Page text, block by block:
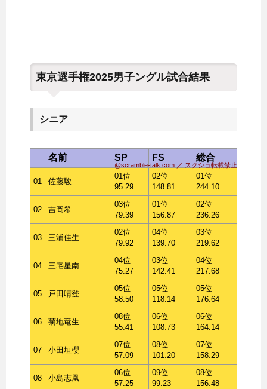
東京選手権2025男子ングル試合結果
シニア
@scramble-talk.com ／ スクショ転載禁止
名前 SP FS 総合
01 佐藤駿
01位
95.29
02位
148.81
01位
244.10
02 吉岡希
03位
79.39
01位
156.87
02位
236.26
03 三浦佳生
02位
79.92
04位
139.70
03位
219.62
04 三宅星南
04位
75.27
03位
142.41
04位
217.68
05 戸田晴登
05位
58.50
05位
118.14
05位
176.64
06 菊地竜生
08位
55.41
06位
108.73
06位
164.14
07 小田垣櫻
07位
57.09
08位
101.20
07位
158.29
08 小島志凰
06位
57.25
09位
99.23
08位
156.48